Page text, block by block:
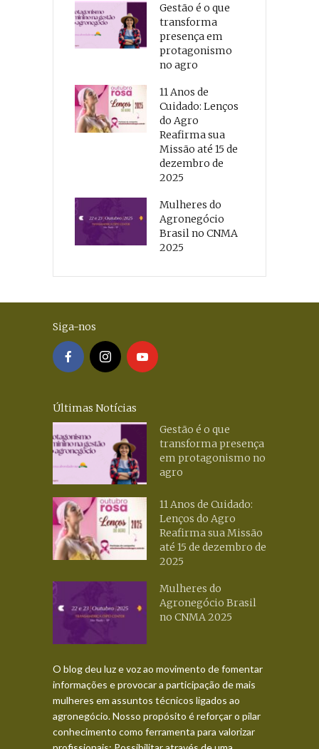
Gestão é o que
transforma
presença em
protagonismo
no agro
11 Anos de
Cuidado: Lenços
do Agro
Reafirma sua
Missão até 15 de
dezembro de
2025
Mulheres do
Agronegócio
Brasil no CNMA
2025
Siga-nos
Últimas Notícias
Gestão é o que
transforma presença
em protagonismo no
agro
11 Anos de Cuidado:
Lenços do Agro
Reafirma sua Missão
até 15 de dezembro de
2025
Mulheres do
Agronegócio Brasil
no CNMA 2025
O blog deu luz e voz ao movimento de fomentar
informações e provocar a participação de mais
mulheres em assuntos técnicos ligados ao
agronegócio. Nosso propósito é reforçar o pilar
conhecimento como ferramenta para valorizar